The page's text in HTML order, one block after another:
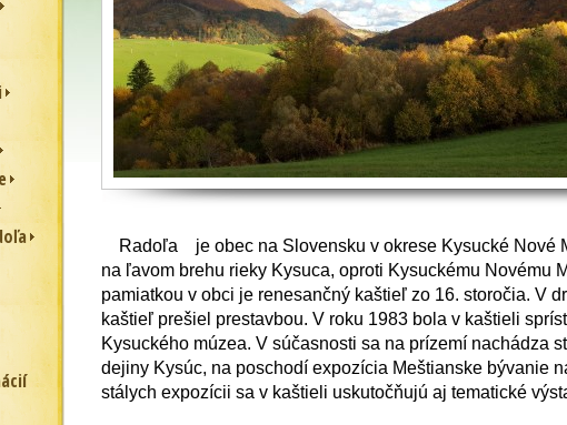
Radoľa je obec na Slovensku v okrese Kysucké Nové
na ľavom brehu rieky Kysuca, oproti Kysuckému Novému
pamiatkou v obci je renesančný kaštieľ zo 16. storočia. V
kaštieľ prešiel prestavbou. V roku 1983 bola v kaštieli
Kysuckého múzea. V súčasnosti sa na prízemí nachádza
dejiny Kysúc, na poschodí expozícia Meštianske bývanie
stálych expozícii sa v kaštieli uskutočňujú aj tematické